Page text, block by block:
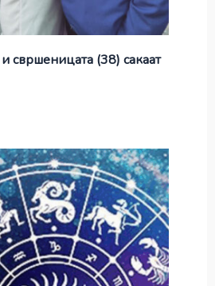
свршеницата (38) сакаат